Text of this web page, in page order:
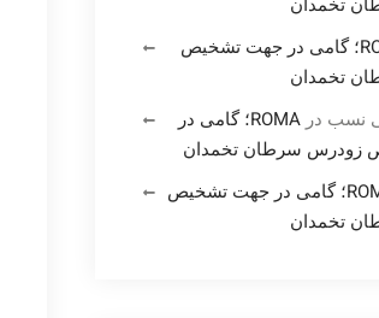
ROMA؛ گامی در جهت تشخیص
تخمدان
نسب در
ROMA؛ گامی در
زودرس سرطان تخمدان
ROMA؛ گامی در جهت تشخیص
تخمدان